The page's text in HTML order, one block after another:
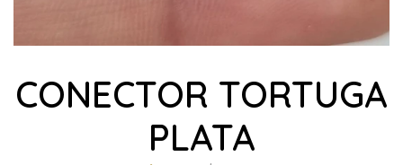
CONECTOR TORTUGA
PLATA